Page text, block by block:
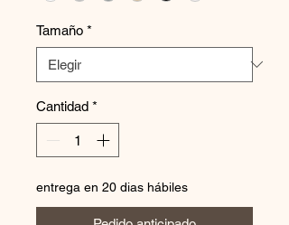
Tamaño *
Cantidad *
entrega en 20 dias hábiles